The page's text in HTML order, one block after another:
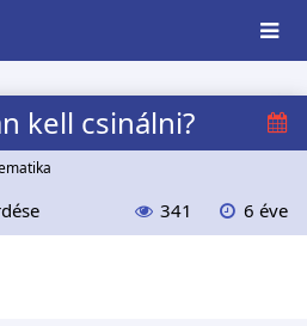
kell csinálni?
341 6 éve